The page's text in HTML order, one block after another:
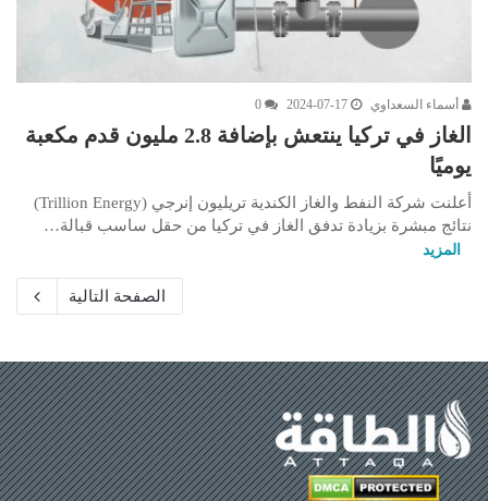
أسماء السعداوي 2024-07-17
0
الغاز في تركيا ينتعش بإضافة 2.8 مليون قدم مكعبة
يوميًا
أعلنت شركة النفط والغاز الكندية تريليون إنرجي (Trillion Energy)
نتائج مبشرة بزيادة تدفق الغاز في تركيا من حقل ساسب قبالة…
المزيد
الصفحة التالية